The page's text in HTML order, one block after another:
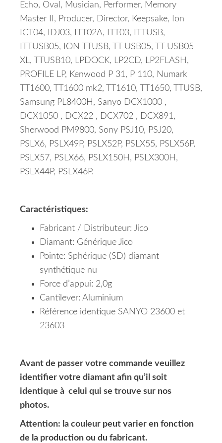
Echo, Oval, Musician, Performer, Memory
Master II, Producer, Director, Keepsake, Ion
ICT04, IDJ03, ITT02A, ITT03, ITTUSB,
ITTUSB05, ION TTUSB, TT USB05, TT USB05
XL, TTUSB10, LPDOCK, LP2CD, LP2FLASH,
PROFILE LP, Kenwood P 31, P 110, Numark
TT1600, TT1600 mk2, TT1610, TT1650, TTUSB,
Samsung PL8400H, Sanyo DCX1000 ,
DCX1050 , DCX22 , DCX702 , DCX891,
Sherwood PM9800, Sony PSJ10, PSJ20,
PSLX6, PSLX49P, PSLX52P, PSLX55, PSLX56P,
PSLX57, PSLX66, PSLX150H, PSLX300H,
PSLX44P, PSLX46P.
Caractéristiques:
Fabricant / Distributeur: Jico
Diamant: Générique Jico
Pointe: Sphérique (SD) diamant
synthétique nu
Force d’appui: 2,0g
Cantilever: Aluminium
Référence identique SANYO 23600 et
23603
Avant de passer votre commande veuillez
identifier votre diamant afin qu’il soit
identique à celui qui se trouve sur nos
photos.
Attention: la couleur peut varier en fonction
de la production ou du fabricant.